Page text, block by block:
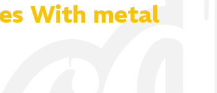
With metal